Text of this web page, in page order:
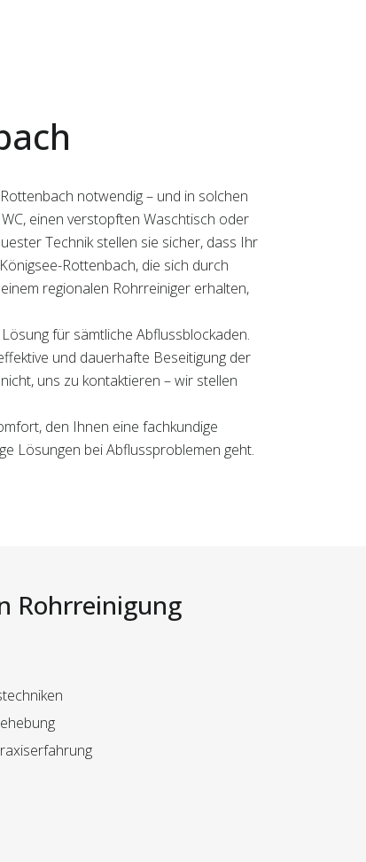
notwendig – und in solchen
einen verstopften Waschtisch oder
Technik stellen sie sicher, dass Ihr
Rottenbach, die sich durch
regionalen Rohrreiniger erhalten,
für sämtliche Abflussblockaden.
und dauerhafte Beseitigung der
uns zu kontaktieren – wir stellen
den Ihnen eine fachkundige
Lösungen bei Abflussproblemen geht.
Rohrreinigung